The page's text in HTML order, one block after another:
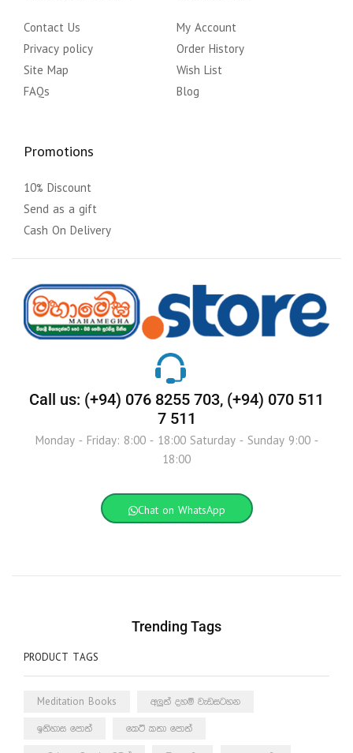
Contact Us
Privacy policy
Site Map
FAQs
My Account
Order History
Wish List
Blog
Promotions
10% Discount
Send as a gift
Cash On Delivery
Call us: (+94) 076 8255 703, (+94) 070 511
7 511
Monday - Friday: 8:00 - 18:00 Saturday - Sunday 9:00 -
18:00
Chat on WhatsApp
Trending Tags
PRODUCT TAGS
Meditation Books අලුත් දහම් වැඩසටහන
ඉතිහාස පොත් කෙටි කතා පොත්